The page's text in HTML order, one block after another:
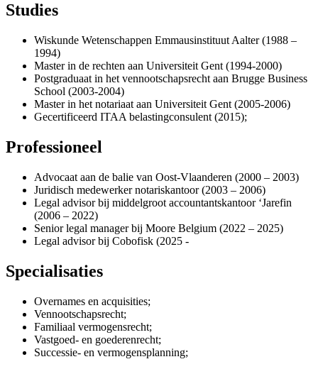
Studies
Wiskunde Wetenschappen Emmausinstituut Aalter (1988 –
1994)
Master in de rechten aan Universiteit Gent (1994-2000)
Postgraduaat in het vennootschapsrecht aan Brugge Business
School (2003-2004)
Master in het notariaat aan Universiteit Gent (2005-2006)
Gecertificeerd ITAA belastingconsulent (2015);
Professioneel
Advocaat aan de balie van Oost-Vlaanderen (2000 – 2003)
Juridisch medewerker notariskantoor (2003 – 2006)
Legal advisor bij middelgroot accountantskantoor ‘Jarefin
(2006 – 2022)
Senior legal manager bij Moore Belgium (2022 – 2025)
Legal advisor bij Cobofisk (2025 -
Specialisaties
Overnames en acquisities;
Vennootschapsrecht;
Familiaal vermogensrecht;
Vastgoed- en goederenrecht;
Successie- en vermogensplanning;